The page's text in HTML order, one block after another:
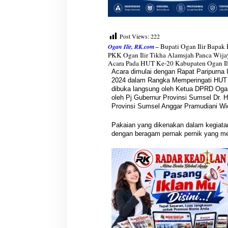
0
2
Post Views: 222
Ogan Ilir, RK.com –Bupati Ogan Ilir Bapak
PKK Ogan Ilir Tikha Alamsjah Panca
Acara Pada HUT Ke-20 Kabupaten
Acara dimulai dengan Rapat
2024 dalam Rangka Memperingati
dibuka langsung oleh Ketua DPRD
oleh Pj Gubernur Provinsi Sumsel Dr.
Provinsi Sumsel Anggar Pramudiani
Pakaian yang dikenakan dalam
dengan beragam pernak pernik yang